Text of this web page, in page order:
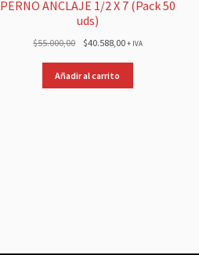
PERNO ANCLAJE 1/2 X 7 (Pack 50
uds)
$55.000,00
original
era:
$40.588,00El
es:
+ IVA
Añadir al carrito